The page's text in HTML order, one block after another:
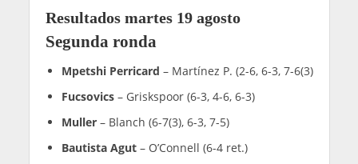
Resultados martes 19 agosto
Segunda ronda
Mpetshi Perricard – Martínez P. (2-6, 6-3, 7-6(3)
Fucsovics– Griskspoor (6-3, 4-6, 6-3)
Muller– Blanch (6-7(3), 6-3, 7-5)
Bautista Agut– O’Connell (6-4 ret.)